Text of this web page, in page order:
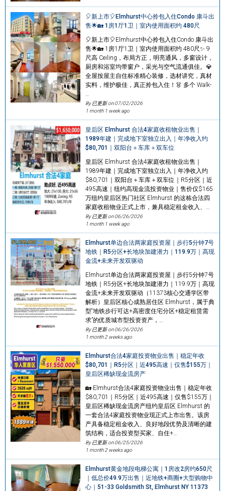
🎈新上市🎈Elmhurst中心拎包入住Condo 康斗出
售🌟🏡 1房1厅1卫｜室内使用面积约 480尺
🎈新上市🎈Elmhurst中心拎包入住Condo 康斗出
售🌟🏡 1房1厅1卫｜室内使用面积约 480尺✨ 9
尺高 Ceiling，布局方正，明亮通风，多窗设计，
厨房和浴室均带窗户，采光与空气流通俱佳。💎
全屋按屋主自住标准精心装修，选材讲究，真材
实料，维护极佳，真正拎包入住！👗 多个 Walk-
By 已更新 on07/02/2026
1 month 1 week ago
皇后区 Elmhurst 合法4家庭收租物业出售｜
1989年建｜完成地下室独立出入｜年净收入约
$80,701｜双阳台＋车库＋双车位
皇后区 Elmhurst 合法4家庭收租物业出售｜
1989年建｜完成地下室独立出入｜年净收入约
$80,701｜双阳台＋车库＋双车位｜R5分区｜近
495高速｜纽约高现金流投资物业｜售价仅$165
万纽约皇后区热门社区 Elmhurst 的这栋合法四
家庭收租物业正式上市，兼具稳定租金收入、…
By 已更新 on06/26/2026
1 month 1 week ago
Elmhurst单边合法两家庭投资屋｜步行5分钟7号
地铁｜R5分区+长地块加建潜力｜119.9万｜高现
金流+未来开发双驱动
Elmhurst单边合法两家庭投资屋｜步行5分钟7号
地铁｜R5分区+长地块加建潜力｜119.9万｜高现
金流+未来开发双驱动（11373核心交通学区带
解析）皇后区核心成熟居住区 Elmhurst，属于典
型“地铁步行可达+高密度住宅分区+稳定租赁需
求”的优质城市型投资资产，…
By 已更新 on06/26/2026
1 month 2 weeks ago
Elmhurst合法4家庭投资物业出售｜稳定年收
$80,701｜R5分区｜近495高速｜仅售$155万｜
皇后区稀缺现金流房产
🏡 Elmhurst合法4家庭投资物业出售｜稳定年收
$80,701｜R5分区｜近495高速｜仅售$155万｜
皇后区稀缺现金流房产纽约皇后区 Elmhurst 的
一套合法4家庭投资物业现正式上市出售。该房
产具备稳定租金收入、良好地段优势及清晰的建
筑结构，适合投资型买家、自住+…
By 已更新 on06/25/2026
1 month 2 weeks ago
Elmhurst黄金地段电梯公寓｜1房改2房约650尺
｜低总价49.9万出售｜近地铁+商圈+大型购物中
心｜51-33 Goldsmith St, Elmhurst NY 11373